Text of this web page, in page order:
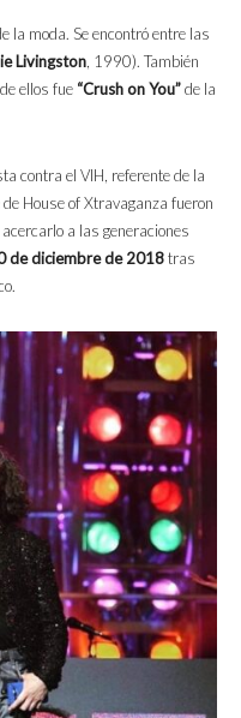
la moda. Se encontró entre las
Livingston , 1990). También
ellos fue “Crush on You”de la
contra el VIH, referente de la
House of Xtravaganza fueron
a las generaciones
de diciembre de 2018tras